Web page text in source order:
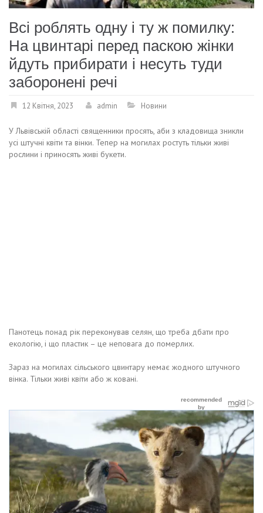
Всі роблять одну і ту ж помилку:
На цвинтарі перед паскою жінки
йдуть прибирати і несуть туди
заборонені речі
12 Квітня, 2023 admin Новини
У Львівській області священники просять, аби з кладовища зникли
усі штучні квіти та вінки. Тепер на могилах ростуть тільки живі
рослини і приносять живі букети.
Панотець понад рік переконував селян, що треба дбати про
екологію, і що пластик – це неповага до померлих.
Зараз на могилах сільського цвинтару немає жодного штучного
вінка. Тільки живі квіти або ж ковані.